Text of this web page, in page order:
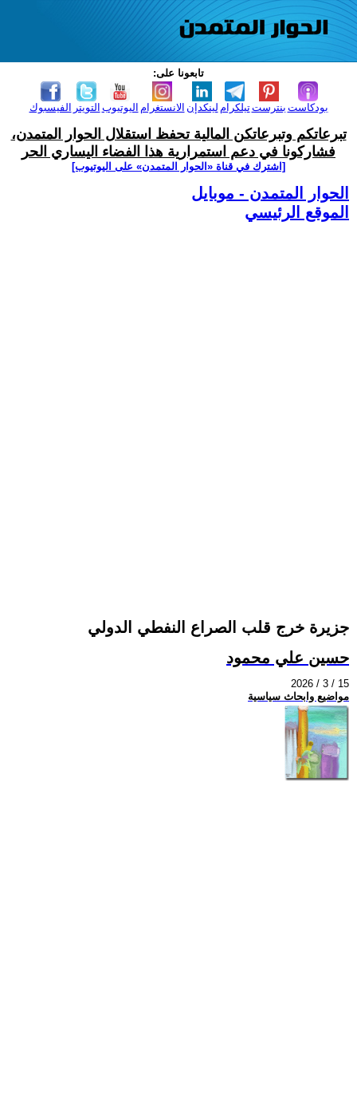
تابعونا على:
الفيسبوك التويتر اليوتيوب الانستغرام لينكدإن تيلكرامبنترست بودكاست
تبرعاتكم وتبرعاتكن المالية تحفظ استقلال الحوار المتمدن،
فشاركونا في دعم استمرارية هذا الفضاء اليساري الحر
[اشترك في قناة ‫«الحوار المتمدن» على اليوتيوب]
الحوار المتمدن - موبايل
الموقع الرئيسي
جزيرة خرج قلب الصراع النفطي الدولي
حسين علي محمود
2026 / 3 / 15
مواضيع وابحاث سياسية